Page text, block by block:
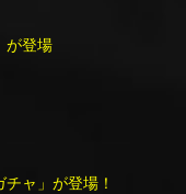
が登場
ャ」が登場！